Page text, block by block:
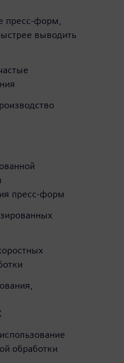
пресс-форм,
выводить
пресс-форм
обработки